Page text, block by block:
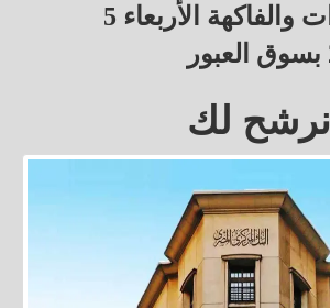
أسعار الخضروات والفاكهة الأربعاء 5
نرشح لك